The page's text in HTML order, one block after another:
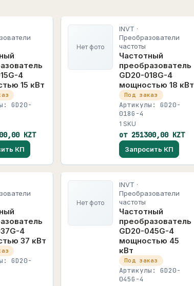
4
15 кВт
GD20-
KZT
КП
Нет фото
INVT ·
Преобразователи
частоты
Частотный
преобразователь
GD20-018G-4
мощностью 18 кВт
Под заказ
Артикулы: GD20-
018G-4
1 SKU
от 251300,00 KZT
Запросить КП
4
37 кВт
GD20-
Нет фото
INVT ·
Преобразователи
частоты
Частотный
преобразователь
GD20-045G-4
мощностью 45
кВт
Под заказ
Артикулы: GD20-
045G-4